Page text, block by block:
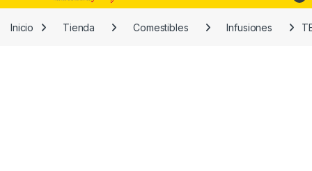
Inicio Tienda Comestibles Infusiones